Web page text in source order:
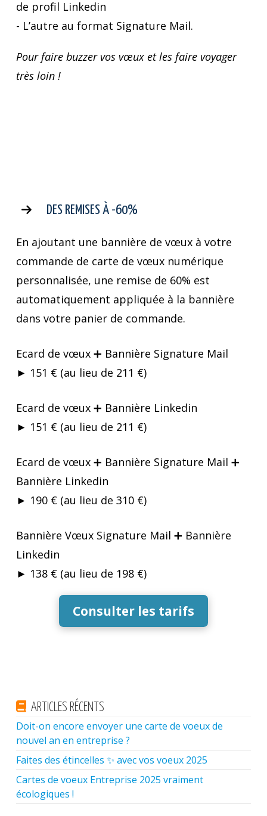
de profil Linkedin
- L’autre au format Signature Mail.
Pour faire buzzer vos vœux et les faire voyager
très loin !
DES REMISES À -60%
En ajoutant une bannière de vœux à votre
commande de carte de vœux numérique
personnalisée, une remise de 60% est
automatiquement appliquée à la bannière
dans votre panier de commande.
Ecard de vœux ➕ Bannière Signature Mail
► 151 € (au lieu de 211 €)
Ecard de vœux ➕ Bannière Linkedin
► 151 € (au lieu de 211 €)
Ecard de vœux ➕ Bannière Signature Mail ➕
Bannière Linkedin
► 190 € (au lieu de 310 €)
Bannière Vœux Signature Mail ➕ Bannière
Linkedin
► 138 € (au lieu de 198 €)
Consulter les tarifs
ARTICLES RÉCENTS
Doit-on encore envoyer une carte de voeux de
nouvel an en entreprise ?
Faites des étincelles ✨ avec vos voeux 2025
Cartes de voeux Entreprise 2025 vraiment
écologiques !